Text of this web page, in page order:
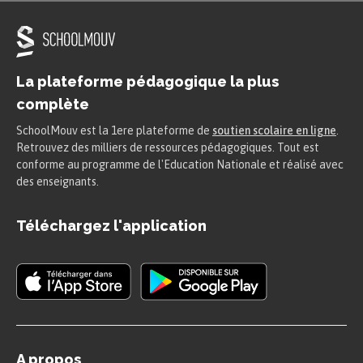
La plateforme pédagogique la plus
complète
SchoolMouv est la 1ere plateforme de soutien scolaire en ligne.
Retrouvez des milliers de ressources pédagogiques. Tout est
conforme au programme de l'Education Nationale et réalisé avec
des enseignants.
Téléchargez l'application